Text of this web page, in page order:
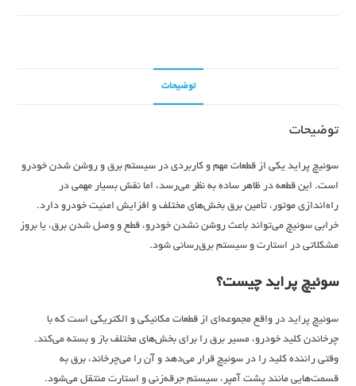
توضیحات
توضیحات
سوئیچ پراید یکی از قطعات مهم و کاربردی در سیستم برق و روشن شدن خودرو
است. این قطعه در ظاهر ساده به نظر می‌رسد، اما نقش بسیار مهمی در
راه‌اندازی موتور، تأمین برق بخش‌های مختلف و افزایش امنیت خودرو دارد.
خرابی سوئیچ می‌تواند باعث روشن نشدن خودرو، قطع و وصل شدن برق، یا بروز
مشکلاتی در استارت و سیستم برق‌رسانی شود.
سوئیچ پراید چیست؟
سوئیچ پراید در واقع مجموعه‌ای از قطعات مکانیکی و الکتریکی است که با
چرخاندن کلید خودرو، مسیر برق را برای بخش‌های مختلف باز و بسته می‌کند.
وقتی راننده کلید را در سوئیچ قرار می‌دهد و آن را می‌چرخاند، برق به
قسمت‌هایی مانند پشت آمپر، سیستم جرقه‌زنی و استارت منتقل می‌شود.